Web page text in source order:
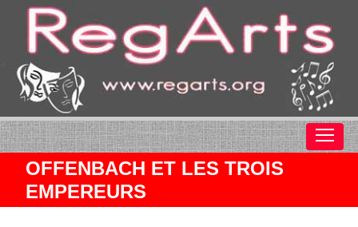
OFFENBACH ET LES TROIS
EMPEREURS